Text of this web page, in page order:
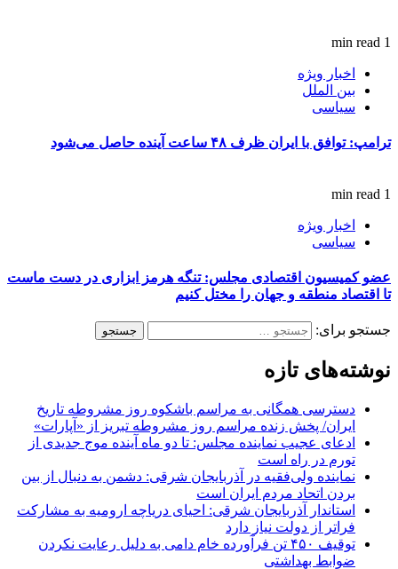
1 min read
اخبار ویژه
بین الملل
سیاسی
ترامپ: توافق با ایران ظرف ۴۸ ساعت آینده حاصل می‌شود
1 min read
اخبار ویژه
سیاسی
عضو کمیسیون اقتصادی مجلس: تنگه هرمز ابزاری در دست ماست
تا اقتصاد منطقه و جهان را مختل کنیم
جستجو برای:
نوشته‌های تازه
دسترسی همگانی به مراسم باشکوه روز مشروطه تاریخ
ایران/ پخش زنده مراسم روز مشروطه تبریز از «آپارات»
ادعای عجیب نماینده مجلس: تا دو ماه آینده موج جدیدی از
تورم در راه است
نماینده ولی‌فقیه در آذربایجان شرقی: دشمن به دنبال از بین
بردن اتحاد مردم ایران است
استاندار آذربایجان شرقی: احیای دریاچه ارومیه به مشارکت
فراتر از دولت نیاز دارد
توقیف ۴۵۰ تن فرآورده خام دامی به دلیل رعایت نکردن
ضوابط بهداشتی